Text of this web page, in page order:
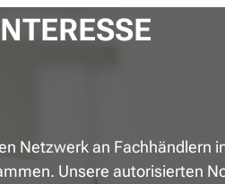
Netzwerk an Fachhändlern
Unsere autorisierten